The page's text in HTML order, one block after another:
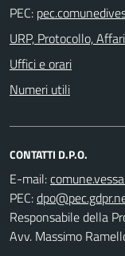
PEC:
URP, Protocollo,
Uffici e orari
Numeri utili
CONTATTI D.P.O.
E-mail:
PEC:
Responsabile della
Avv. Massimo